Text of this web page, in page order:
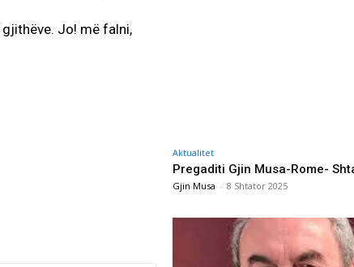
Jo! më falni,
Aktualitet
Pregaditi Gjin Musa-Rome-
Gjin Musa - 8 Shtator 2025